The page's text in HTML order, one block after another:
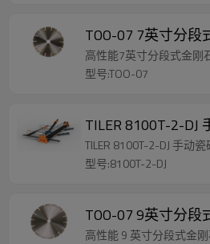
TOO-07 7英寸分
高性能7英寸分段式金刚
型号:TOO-07
TILER 8100T-2-
TILER 8100T-2-DJ 手动
型号:8100T-2-DJ
TOO-07 9英寸分
高性能 9 英寸分段式金